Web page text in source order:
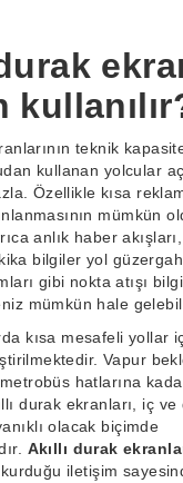
teknik
kullanan yolcular
Özellikle kısa
mümkün
anlık haber
bilgiler yol
gibi nokta atışı
mümkün hale
kısa mesafeli yollar
Vapur
hatlarına
durak ekranları, iç ve
olacak biçimde
Akıllı durak
iletişim